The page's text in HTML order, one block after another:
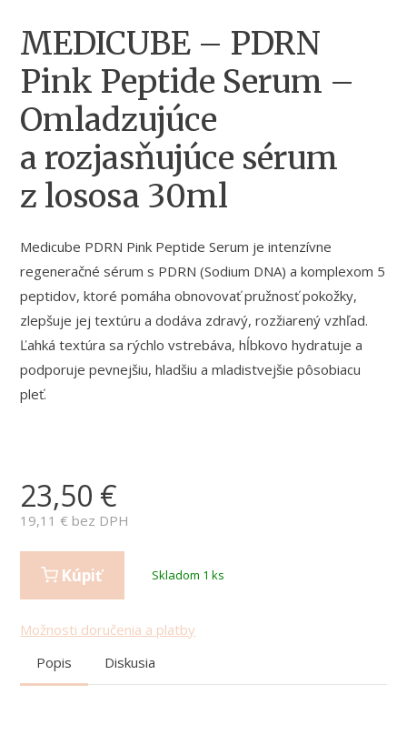
MEDICUBE – PDRN
Pink Peptide Serum –
Omladzujúce
a rozjasňujúce sérum
z lososa 30ml
Medicube PDRN Pink Peptide Serum je intenzívne
regeneračné sérum s PDRN (Sodium DNA) a komplexom 5
peptidov, ktoré pomáha obnovovať pružnosť pokožky,
zlepšuje jej textúru a dodáva zdravý, rozžiarený vzhľad.
Ľahká textúra sa rýchlo vstrebáva, hĺbkovo hydratuje a
podporuje pevnejšiu, hladšiu a mladistvejšie pôsobiacu
pleť.
23,50 €
19,11 € bez DPH
Kúpiť Skladom 1 ks
Možnosti doručenia a platby
Popis
Diskusia